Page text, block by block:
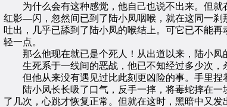
为什么会有这种感觉，他自己也说不出来。但就
红影—闪，忽然间已到了陆小凤咽喉，就在这同一
吐出，几乎已舔到了陆小凤的喉结上。可它已不能
轻一点。
那么他现在就已是个死人！从出道以来，陆小凤
生死系于一线间的恶战，他已不知经过多少次，
但他从来没有遇见过比此刻更凶险的事。手里捏
陆小凤长长吸了口气，反手一摔，将毒蛇摔在一
了几次，心跳才恢复正常。但就在这时，黑暗中又